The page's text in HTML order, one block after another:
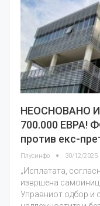
НЕОСНОВАНО
700.000 ЕВРА!
против екс-
Плусинфо 30/12/2025
„Исплатата,
извршена
Управниот одбор и